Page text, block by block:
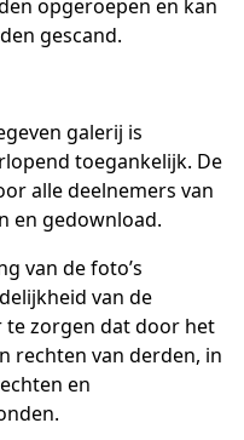
opgeroepen en kan
gescand.
galerij is
toegankelijk. De
alle deelnemers van
en gedownload.
van de foto’s
van de
te zorgen dat door het
rechten van derden, in
en